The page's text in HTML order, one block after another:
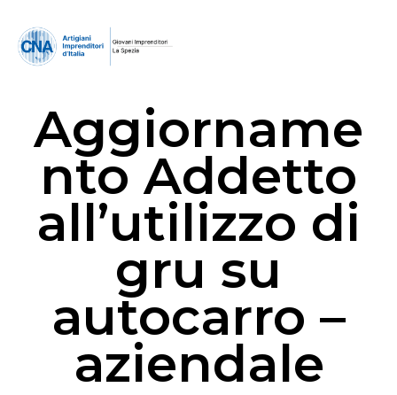
Aggiorname
nto Addetto
all’utilizzo di
gru su
autocarro –
aziendale